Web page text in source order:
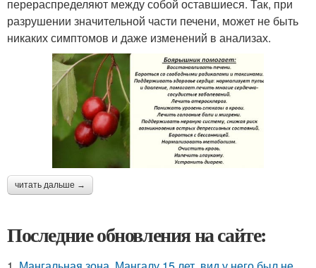
перераспределяют между собой оставшиеся. Так, при
разрушении значительной части печени, может не быть
никаких симптомов и даже изменений в анализах.
читать дальше →
Последние обновления на сайте: